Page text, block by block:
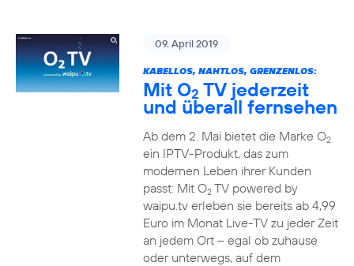
09. April 2019
KABELLOS, NAHTLOS, GRENZENLOS:
Mit O2 TV jederzeit
und überall fernsehen
Ab dem 2. Mai bietet die Marke O2
ein IPTV-Produkt, das zum
modernen Leben ihrer Kunden
passt: Mit O2TV powered by
waipu.tv erleben sie bereits ab 4,99
Euro im Monat Live-TV zu jeder Zeit
an jedem Ort – egal ob zuhause
oder unterwegs, auf dem